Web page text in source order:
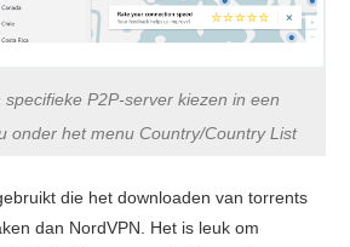
P2P-server kiezen in een
onder het menu Country/Country List
die het downloaden van torrents
dan NordVPN. Het is leuk om